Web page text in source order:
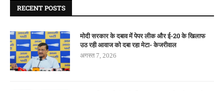
RECENT POSTS
मोदी सरकार के दबाव में पेपर लीक और ई-20 के खिलाफ
उठ रही आवाज को दबा रहा मेटा- केजरीवाल
अगस्त 7, 2026